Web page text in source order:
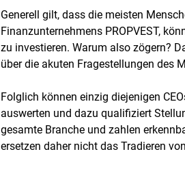
Generell gilt, dass die meisten
Finanzunternehmens PROPVEST,
zu investieren. Warum also zögern?
über die akuten Fragestellungen des
Folglich können einzig diejenigen
auswerten und dazu qualifiziert
gesamte Branche und zahlen
ersetzen daher nicht das Tradieren